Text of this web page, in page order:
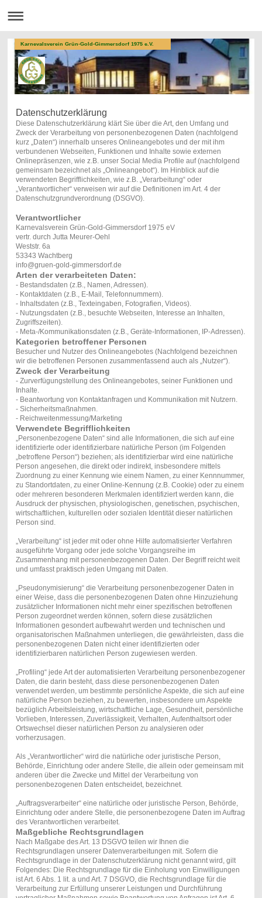
Karnevalsverein Grün-Gold-Gimmersdorf 1975 e.V.
Datenschutzerklärung
Diese Datenschutzerklärung klärt Sie über die Art, den Umfang und
Zweck der Verarbeitung von personenbezogenen Daten (nachfolgend
kurz „Daten“) innerhalb unseres Onlineangebotes und der mit ihm
verbundenen Webseiten, Funktionen und Inhalte sowie externen
Onlinepräsenzen, wie z.B. unser Social Media Profile auf (nachfolgend
gemeinsam bezeichnet als „Onlineangebot“). Im Hinblick auf die
verwendeten Begrifflichkeiten, wie z.B. „Verarbeitung“ oder
„Verantwortlicher“ verweisen wir auf die Definitionen im Art. 4 der
Datenschutzgrundverordnung (DSGVO).
Verantwortlicher
Karnevalsverein Grün-Gold-Gimmersdorf 1975 eV
vertr. durch Jutta Meurer-Oehl
Weststr. 6a
53343 Wachtberg
info@gruen-gold-gimmersdorf.de
Arten der verarbeiteten Daten:
- Bestandsdaten (z.B., Namen, Adressen).
- Kontaktdaten (z.B., E-Mail, Telefonnummern).
- Inhaltsdaten (z.B., Texteingaben, Fotografien, Videos).
- Nutzungsdaten (z.B., besuchte Webseiten, Interesse an Inhalten,
Zugriffszeiten).
- Meta-/Kommunikationsdaten (z.B., Geräte-Informationen, IP-Adressen).
Kategorien betroffener Personen
Besucher und Nutzer des Onlineangebotes (Nachfolgend bezeichnen
wir die betroffenen Personen zusammenfassend auch als „Nutzer“).
Zweck der Verarbeitung
- Zurverfügungstellung des Onlineangebotes, seiner Funktionen und
Inhalte.
- Beantwortung von Kontaktanfragen und Kommunikation mit Nutzern.
- Sicherheitsmaßnahmen.
- Reichweitenmessung/Marketing
Verwendete Begrifflichkeiten
„Personenbezogene Daten“ sind alle Informationen, die sich auf eine
identifizierte oder identifizierbare natürliche Person (im Folgenden
„betroffene Person“) beziehen; als identifizierbar wird eine natürliche
Person angesehen, die direkt oder indirekt, insbesondere mittels
Zuordnung zu einer Kennung wie einem Namen, zu einer Kennnummer,
zu Standortdaten, zu einer Online-Kennung (z.B. Cookie) oder zu einem
oder mehreren besonderen Merkmalen identifiziert werden kann, die
Ausdruck der physischen, physiologischen, genetischen, psychischen,
wirtschaftlichen, kulturellen oder sozialen Identität dieser natürlichen
Person sind.
„Verarbeitung“ ist jeder mit oder ohne Hilfe automatisierter Verfahren
ausgeführte Vorgang oder jede solche Vorgangsreihe im
Zusammenhang mit personenbezogenen Daten. Der Begriff reicht weit
und umfasst praktisch jeden Umgang mit Daten.
„Pseudonymisierung“ die Verarbeitung personenbezogener Daten in
einer Weise, dass die personenbezogenen Daten ohne Hinzuziehung
zusätzlicher Informationen nicht mehr einer spezifischen betroffenen
Person zugeordnet werden können, sofern diese zusätzlichen
Informationen gesondert aufbewahrt werden und technischen und
organisatorischen Maßnahmen unterliegen, die gewährleisten, dass die
personenbezogenen Daten nicht einer identifizierten oder
identifizierbaren natürlichen Person zugewiesen werden.
„Profiling“ jede Art der automatisierten Verarbeitung personenbezogener
Daten, die darin besteht, dass diese personenbezogenen Daten
verwendet werden, um bestimmte persönliche Aspekte, die sich auf eine
natürliche Person beziehen, zu bewerten, insbesondere um Aspekte
bezüglich Arbeitsleistung, wirtschaftliche Lage, Gesundheit, persönliche
Vorlieben, Interessen, Zuverlässigkeit, Verhalten, Aufenthaltsort oder
Ortswechsel dieser natürlichen Person zu analysieren oder
vorherzusagen.
Als „Verantwortlicher“ wird die natürliche oder juristische Person,
Behörde, Einrichtung oder andere Stelle, die allein oder gemeinsam mit
anderen über die Zwecke und Mittel der Verarbeitung von
personenbezogenen Daten entscheidet, bezeichnet.
„Auftragsverarbeiter“ eine natürliche oder juristische Person, Behörde,
Einrichtung oder andere Stelle, die personenbezogene Daten im Auftrag
des Verantwortlichen verarbeitet.
Maßgebliche Rechtsgrundlagen
Nach Maßgabe des Art. 13 DSGVO teilen wir Ihnen die
Rechtsgrundlagen unserer Datenverarbeitungen mit. Sofern die
Rechtsgrundlage in der Datenschutzerklärung nicht genannt wird, gilt
Folgendes: Die Rechtsgrundlage für die Einholung von Einwilligungen
ist Art. 6 Abs. 1 lit. a und Art. 7 DSGVO, die Rechtsgrundlage für die
Verarbeitung zur Erfüllung unserer Leistungen und Durchführung